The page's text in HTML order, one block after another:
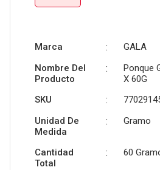
Marca :
GALA
Nombre Del
Producto
:
Ponque
X 60G
SKU
:
Unidad De
Medida
: Gramo
Cantidad
Total
: 60